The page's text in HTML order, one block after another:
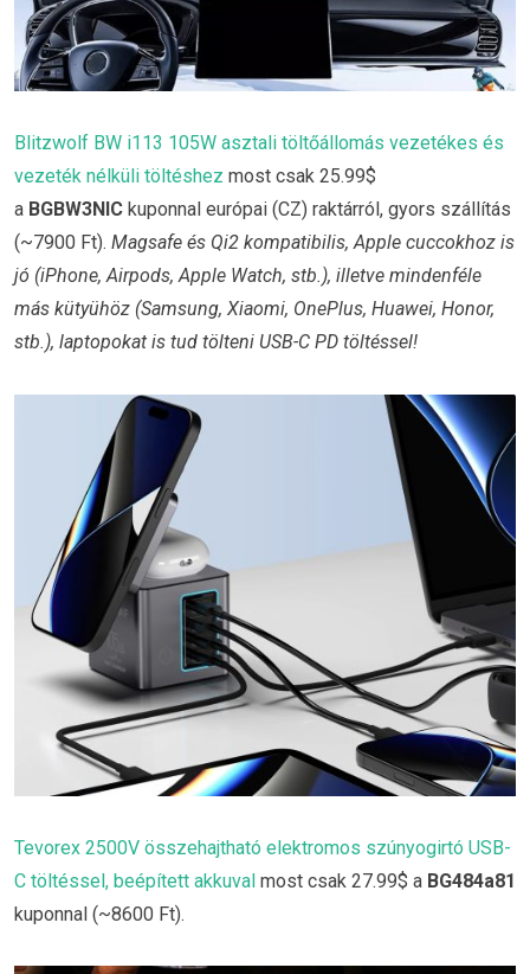
Blitzwolf BW i113 105W asztali töltőállomás vezetékes és
vezeték nélküli töltéshez most csak 25.99$
a BGBW3NIC kuponnal európai (CZ) raktárról, gyors szállítás
(~7900 Ft). Magsafe és Qi2 kompatibilis, Apple cuccokhoz is
jó (iPhone, Airpods, Apple Watch, stb.), illetve mindenféle
más kütyühöz (Samsung, Xiaomi, OnePlus, Huawei, Honor,
stb.), laptopokat is tud tölteni USB-C PD töltéssel!
Tevorex 2500V összehajtható elektromos szúnyogirtó USB-
C töltéssel, beépített akkuval most csak 27.99$ a BG484a81
kuponnal (~8600 Ft).